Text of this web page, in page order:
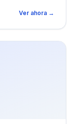
Ver ahora →